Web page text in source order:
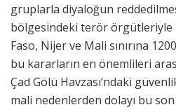
gruplarla diyaloğun
bölgesindeki terör örgütleriyle
Faso, Nijer ve Mali sınırına
bu kararların en önemlileri
Çad Gölü Havzası’ndaki
mali nedenlerden dolayı bu